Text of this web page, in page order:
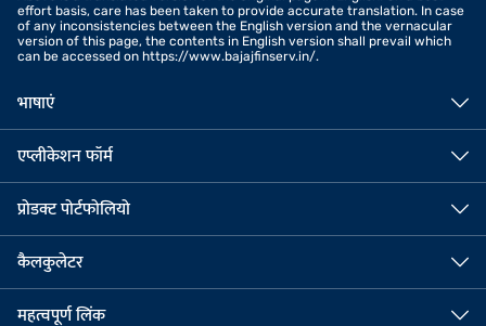
effort basis, care has been taken to provide accurate translation. In case
of any inconsistencies between the English version and the vernacular
version of this page, the contents in English version shall prevail which
can be accessed on https://www.bajajfinserv.in/.
भाषाएं
एप्लीकेशन फॉर्म
प्रोडक्ट पोर्टफोलियो
कैलकुलेटर
महत्वपूर्ण लिंक